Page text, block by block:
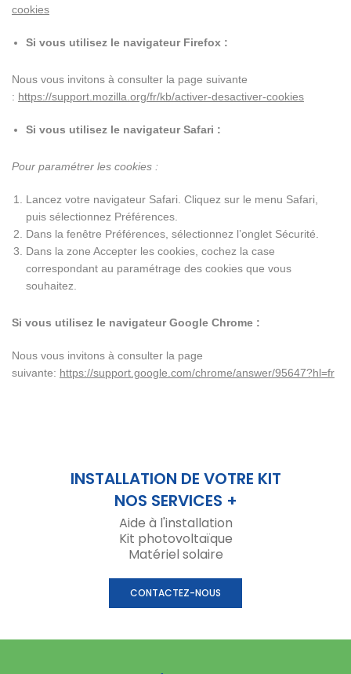
cookies
Si vous utilisez le navigateur Firefox :
Nous vous invitons à consulter la page suivante
: https://support.mozilla.org/fr/kb/activer-desactiver-cookies
Si vous utilisez le navigateur Safari :
Pour paramétrer les cookies :
Lancez votre navigateur Safari. Cliquez sur le menu Safari,
puis sélectionnez Préférences.
Dans la fenêtre Préférences, sélectionnez l’onglet Sécurité.
Dans la zone Accepter les cookies, cochez la case
correspondant au paramétrage des cookies que vous
souhaitez.
Si vous utilisez le navigateur Google Chrome :
Nous vous invitons à consulter la page
suivante: https://support.google.com/chrome/answer/95647?hl=fr
INSTALLATION DE VOTRE KIT
NOS SERVICES +
Aide à l'installation
Kit photovoltaïque
Matériel solaire
CONTACTEZ-NOUS